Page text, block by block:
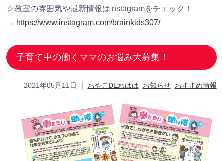
☆教室の雰囲気や最新情報はInstagramをチェック！
→ https://www.instagram.com/brainkids307/
子育て中の働くママのお悩み大募集！
2021年05月11日 ｜ おやこDEわはは お知らせ おすすめ情報